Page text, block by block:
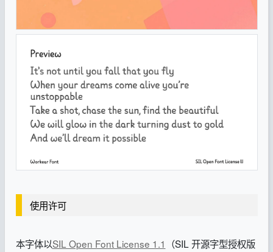
使用许可
本字体以SIL Open Font License 1.1 （SIL 开源字型授权版